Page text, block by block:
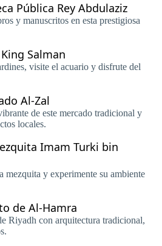
Pública Rey Abdulaziz
y manuscritos en esta prestigiosa
Salman
visite el acuario y disfrute del
Al-Zal
de este mercado tradicional y
locales.
Imam Turki bin
mezquita y experimente su ambiente
de Al-Hamra
Riyadh con arquitectura tradicional,